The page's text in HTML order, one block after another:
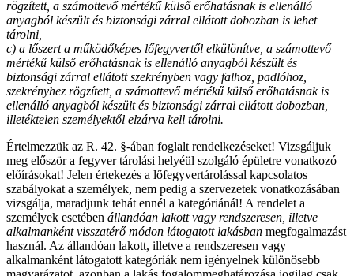
rögzített, a számottevő mértékű külső erőhatásnak is ellenálló
anyagból készült és biztonsági zárral ellátott dobozban is lehet
tárolni,
c) a lőszert a működőképes lőfegyvertől elkülönítve, a számottevő
mértékű külső erőhatásnak is ellenálló anyagból készült és
biztonsági zárral ellátott szekrényben vagy falhoz, padlóhoz,
szekrényhez rögzített, a számottevő mértékű külső erőhatásnak is
ellenálló anyagból készült és biztonsági zárral ellátott dobozban,
illetéktelen személyektől elzárva kell tárolni.
Értelmezzük az R. 42. §-ában foglalt rendelkezéseket! Vizsgáljuk
meg először a fegyver tárolási helyéül szolgáló épületre vonatkozó
előírásokat! Jelen értekezés a lőfegyvertárolással kapcsolatos
szabályokat a személyek, nem pedig a szervezetek vonatkozásában
vizsgálja, maradjunk tehát ennél a kategóriánál! A rendelet a
személyek esetében állandóan lakott vagy rendszeresen, illetve
alkalmanként visszatérő módon látogatott lakásban megfogalmazást
használ. Az állandóan lakott, illetve a rendszeresen vagy
alkalmanként látogatott kategóriák nem igényelnek különösebb